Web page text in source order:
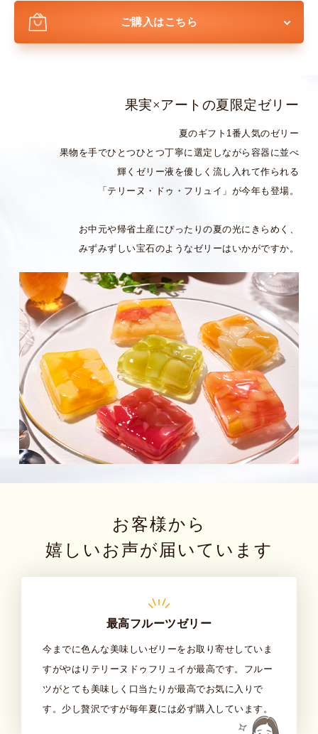
ご購入はこちら
果実×アートの夏限定ゼリー
夏のギフト1番人気のゼリー
果物を手でひとつひとつ丁寧に選定しながら容器に並べ
輝くゼリー液を優しく流し入れて作られる
「テリーヌ・ドゥ・フリュイ」が今年も登場。
お中元や帰省土産にぴったりの夏の光にきらめく、
みずみずしい宝石のようなゼリーはいかがですか。
お客様から
嬉しいお声が届いています
最高フルーツゼリー
今までに色んな美味しいゼリーをお取り寄せしていま
すがやはりテリーヌドゥフリュイが最高です。フルー
ツがとても美味しく口当たりが最高でお気に入りで
す。少し贅沢ですが毎年夏には必ず購入しています。